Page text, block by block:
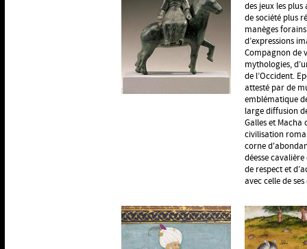
des jeux les
de société plus
manèges
d’expressions
Compagnon de
mythologies,
de l’Occident.
attesté par de
emblématique
large diffusion
Galles et
civilisation
corne
déesse
de respect et
avec celle de